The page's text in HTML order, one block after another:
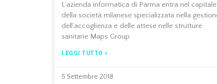
L’azienda informatica di Parma entra nel capitale
della società milanese specializzata nella
dell’accoglienza e delle attese nelle strutture
sanitarie Maps Group
LEGGI TUTTO »
5 Settembre 2018